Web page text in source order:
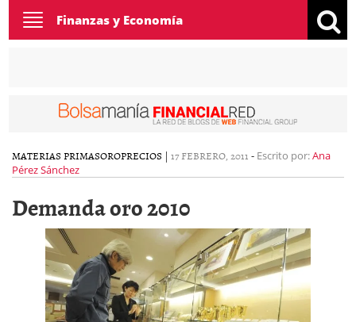
Toggle
navigation
Finanzas y Economía
MATERIAS PRIMASOROPRECIOS | 17 FEBRERO, 2011 - Escrito por:Ana
Pérez Sánchez
Demanda oro 2010